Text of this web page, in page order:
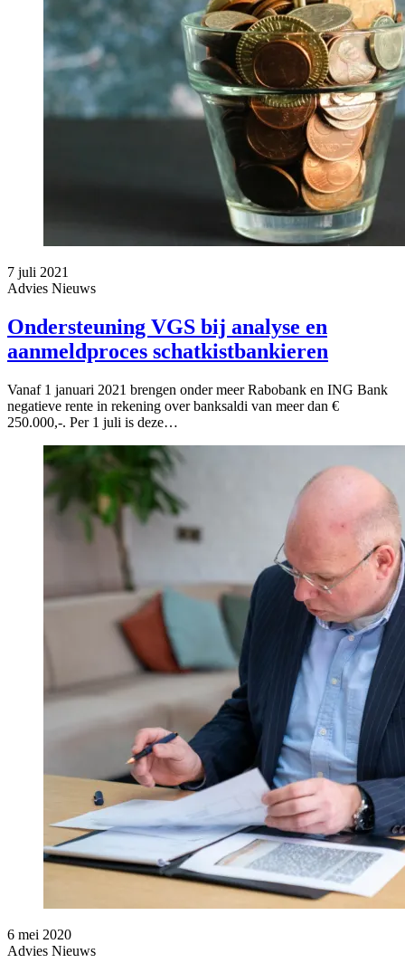
7 juli 2021
Advies Nieuws
Ondersteuning VGS bij analyse en
aanmeldproces schatkistbankieren
Vanaf 1 januari 2021 brengen onder meer Rabobank en ING Bank
negatieve rente in rekening over banksaldi van meer dan €
250.000,-. Per 1 juli is deze…
6 mei 2020
Advies Nieuws